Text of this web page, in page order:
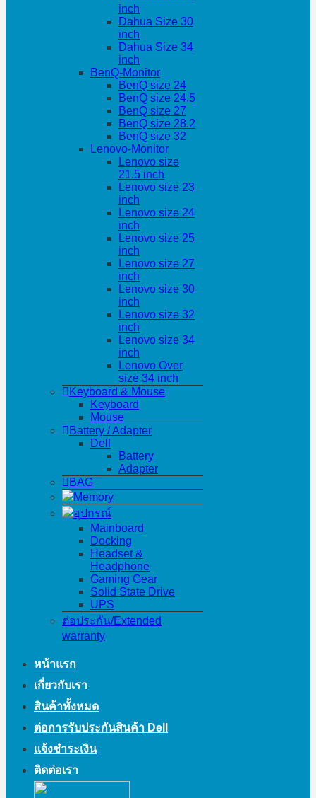
inch
Dahua Size 30
inch
Dahua Size 34
inch
BenQ-Monitor
BenQ size 24
BenQ size 24.5
BenQ size 27
BenQ size 28.2
BenQ size 32
Lenovo-Monitor
Lenovo size
21.5 inch
Lenovo size 23
inch
Lenovo size 24
inch
Lenovo size 25
inch
Lenovo size 27
inch
Lenovo size 30
inch
Lenovo size 32
inch
Lenovo size 34
inch
Lenovo Over
size 34 inch
Keyboard & Mouse
Keyboard
Mouse
Battery / Adapter
Dell
Battery
Adapter
BAG
Memory
อุปกรณ์
Mainboard
Docking
Headset &
Headphone
Gaming Gear
Solid State Drive
UPS
ต่อประกัน/Extended
warranty
หน้าแรก
เกี่ยวกับเรา
สินค้าทั้งหมด
ต่อการรับประกันสินค้า Dell
แจ้งชำระเงิน
ติดต่อเรา